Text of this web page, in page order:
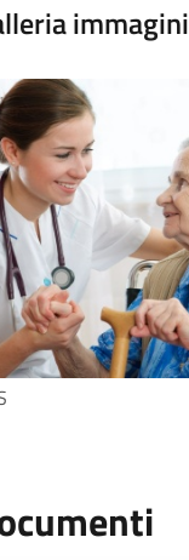
immagini